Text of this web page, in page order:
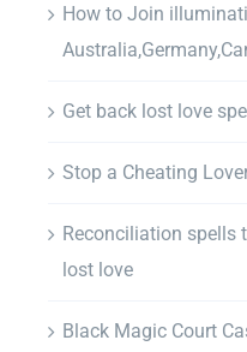
How to Join
Get back lost love
Stop a Cheating
Reconciliation spells
lost love
Black Magic Court